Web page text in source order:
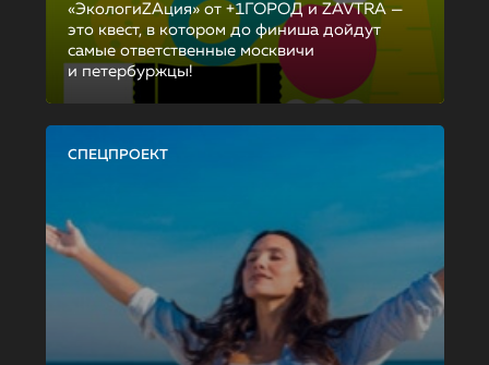
«ЭкологиZAция» от +1ГОРОД и ZAVTRA —
это квест, в котором до финиша дойдут
самые ответственные москвичи
и петербуржцы!
СПЕЦПРОЕКТ